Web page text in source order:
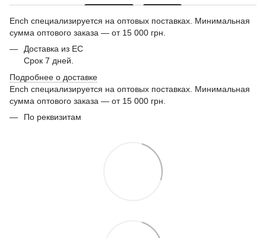
Ench специализируется на оптовых поставках. Минимальная
сумма оптового заказа — от 15 000 грн.
Доставка из ЕС
Срок 7 дней.
Подробнее о доставке
Ench специализируется на оптовых поставках. Минимальная
сумма оптового заказа — от 15 000 грн.
По реквизитам